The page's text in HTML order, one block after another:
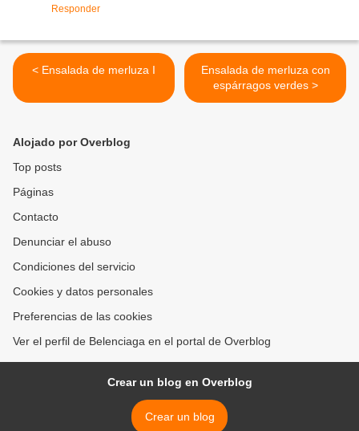
Responder
< Ensalada de merluza I
Ensalada de merluza con
espárragos verdes >
Alojado por Overblog
Top posts
Páginas
Contacto
Denunciar el abuso
Condiciones del servicio
Cookies y datos personales
Preferencias de las cookies
Ver el perfil de Belenciaga en el portal de Overblog
Crear un blog en Overblog
Crear un blog